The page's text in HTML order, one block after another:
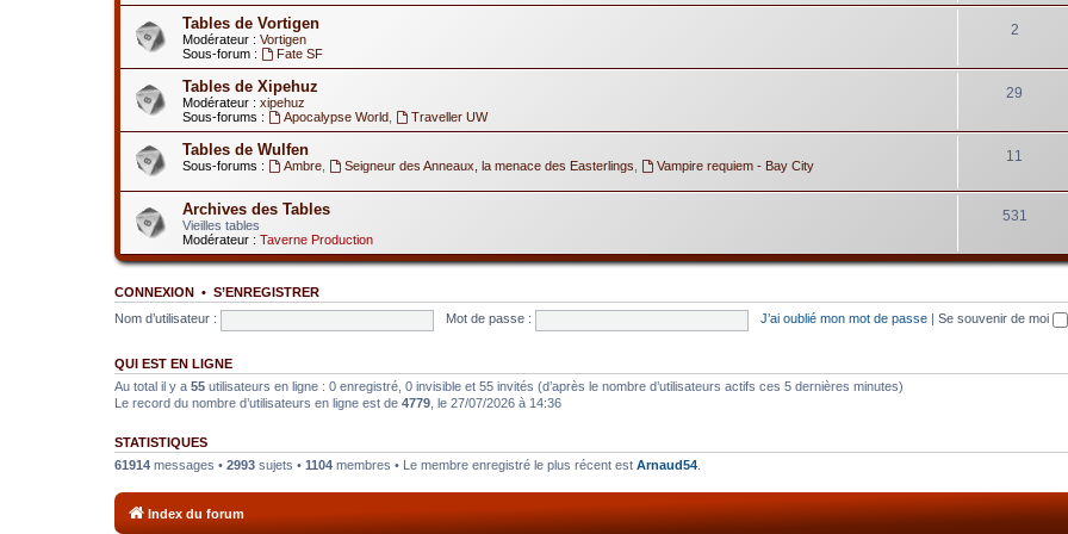
Tables de Vortigen
Modérateur : Vortigen
Sous-forum :
Fate SF
2
Tables de Xipehuz
Modérateur : xipehuz
Sous-forums :
Apocalypse World, Traveller UW
29
Tables de Wulfen
Sous-forums : Ambre, Seigneur des Anneaux, la menace des Easterlings Vampire requiem - Bay City
11
Archives des Tables
Vieilles tables
Modérateur : Taverne Production
531
CONNEXION • S’ENREGISTRER
Nom d’utilisateur :
Mot de passe : J’ai oublié mon mot de passe Se souvenir de moi
QUI EST EN LIGNE
Au total il y a 55 utilisateurs en ligne : 0 enregistré, 0 invisible et 55 invités (d’après le nombre d’utilisateurs actifs ces 5 dernières minutes)
Le record du nombre d’utilisateurs en ligne est de 4779 , le 27/07/2026 à 14:36
STATISTIQUES
61914 messages • 2993 sujets • 1104 membres • Le membre enregistré le plus récent est Arnaud54
Index du forum